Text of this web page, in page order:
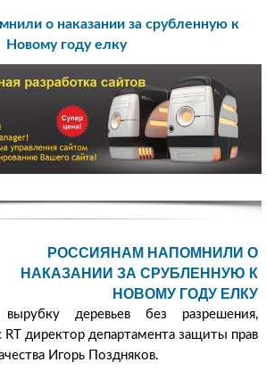
о наказании за срубленную к
Новому году елку
РОССИЯНАМ НАПОМНИЛИ О
НАКАЗАНИИ ЗА СРУБЛЕННУЮ К
НОВОМУ ГОДУ ЕЛКУ
деревьев без разрешения,
RT директор департамента защиты прав
Игорь Поздняков.